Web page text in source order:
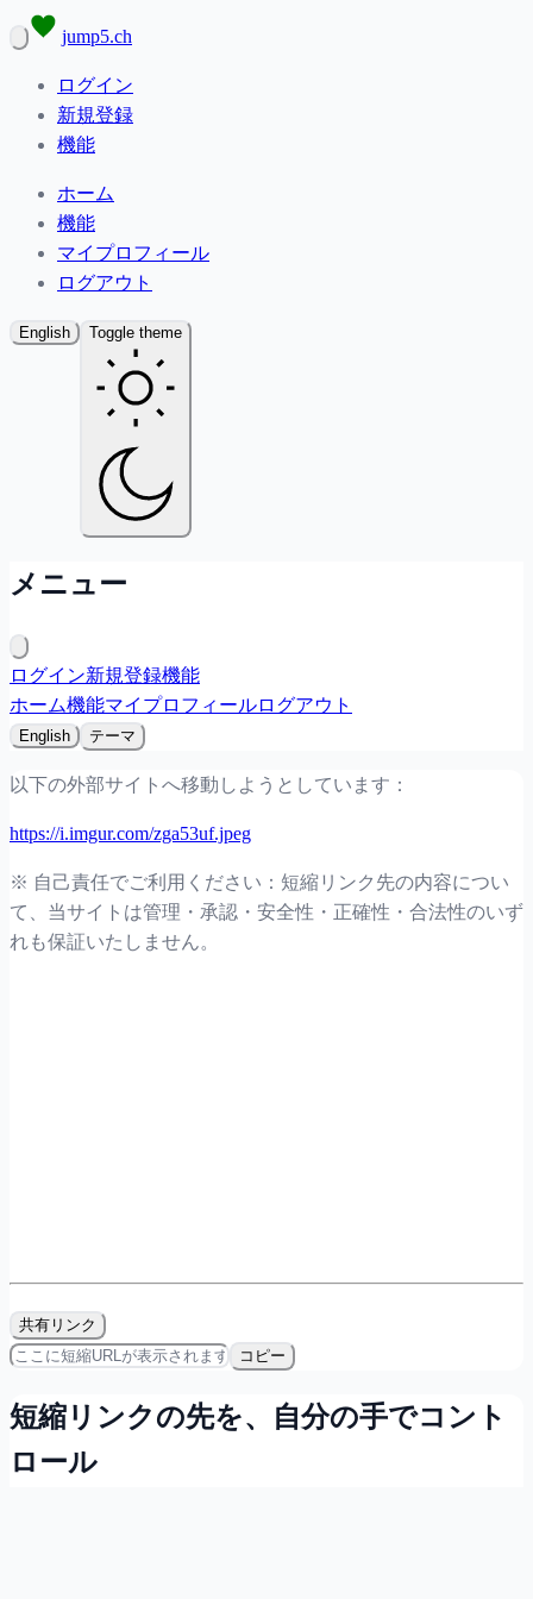
jump5.ch
ログイン
新規登録
機能
ホーム
機能
マイプロフィール
ログアウト
English Toggle theme
メニュー
ログイン新規登録機能
ホーム機能マイプロフィールログアウト
English テーマ
以下の外部サイトへ移動しようとしています：
https://i.imgur.com/zga53uf.jpeg
※ 自己責任でご利用ください：短縮リンク先の内容につい
て、当サイトは管理・承認・安全性・正確性・合法性のいず
れも保証いたしません。
共有リンク
コピー
短縮リンクの先を、自分の手でコント
ロール